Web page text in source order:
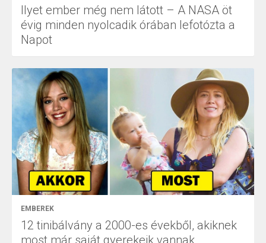
Ilyet ember még nem látott – A NASA öt
évig minden nyolcadik órában lefotózta a
Napot
EMBEREK
12 tinibálvány a 2000-es évekből, akiknek
most már saját gyerekeik vannak